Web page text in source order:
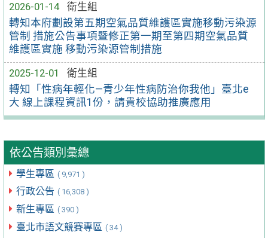
2026-01-14
衛生組
轉知本府劃設第五期空氣品質維護區實施移動污染源
管制 措施公告事項暨修正第一期至第四期空氣品質
維護區實施 移動污染源管制措施
2025-12-01
衛生組
轉知「性病年輕化—青少年性病防治你我他」臺北e
大 線上課程資訊1份，請貴校協助推廣應用
依公告類別彙總
學生專區 ( 9,971 )
行政公告 ( 16,308 )
新生專區 ( 390 )
臺北市語文競賽專區 ( 34 )